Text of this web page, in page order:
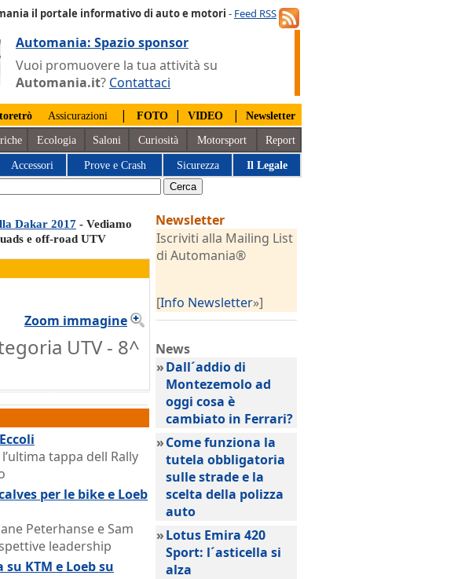
il portale informativo di auto e motori - Feed RSS
Automania: Spazio sponsor
Vuoi promuovere la tua attività su
Automania.it? Contattaci
Assicurazioni | FOTO | VIDEO | Newsletter
Ecologia Saloni Curiosità Motorsport Report
Accessori Prove e Crash Sicurezza Il Legale
Dakar 2017 - Vediamo
e off-road UTV
Zoom immagine
UTV - 8^
tappa dell Rally
per le bike e Loeb
Peterhanse e Sam
leadership
KTM e Loeb su
Newsletter
Iscriviti alla Mailing List
di Automania®
[Info Newsletter»]
News
»Dall´addio di
Montezemolo ad
oggi cosa è
cambiato in Ferrari?
»Come funziona la
tutela obbligatoria
sulle strade e la
scelta della polizza
auto
»Lotus Emira 420
Sport: l´asticella si
alza